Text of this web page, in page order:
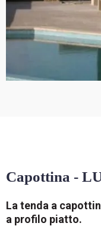
Capottina -
La tenda a
a profilo piatto.